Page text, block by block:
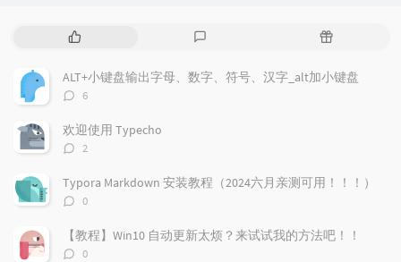
热
文
章
评
论
随
文
章
ALT+小键盘输出字母、数字、符号、汉字_alt加小键盘
评
数：
6
欢迎使用 Typecho
评
数：
2
Typora Markdown 安装教程（2024六月亲测可用！！！）
评
数：
0
【教程】Win10 自动更新太烦？来试试我的方法吧！！
评
0